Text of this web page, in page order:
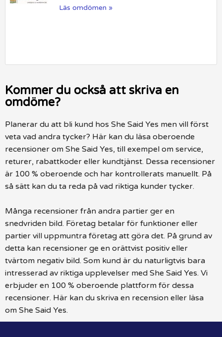
Läs omdömen »
Kommer du också att skriva en
omdöme?
Planerar du att bli kund hos She Said Yes men vill först
veta vad andra tycker? Här kan du läsa oberoende
recensioner om She Said Yes, till exempel om service,
returer, rabattkoder eller kundtjänst. Dessa recensioner
är 100 % oberoende och har kontrollerats manuellt. På
så sätt kan du ta reda på vad riktiga kunder tycker.
Många recensioner från andra partier ger en
snedvriden bild. Företag betalar för funktioner eller
partier vill uppmuntra företag att göra det. På grund av
detta kan recensioner ge en orättvist positiv eller
tvärtom negativ bild. Som kund är du naturligtvis bara
intresserad av riktiga upplevelser med She Said Yes. Vi
erbjuder en 100 % oberoende plattform för dessa
recensioner. Här kan du skriva en recension eller läsa
om She Said Yes.